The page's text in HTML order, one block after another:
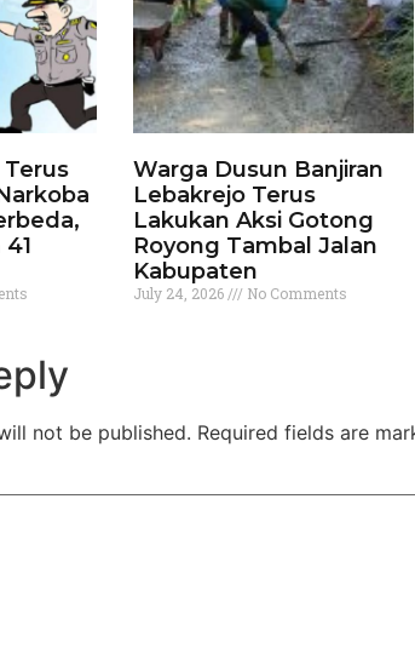
Terus
Warga Dusun Banjiran
Lebakrejo Terus
Lakukan Aksi Gotong
Royong Tambal Jalan
Kabupaten
July 24, 2026 No Comments
not be published. Required fields are